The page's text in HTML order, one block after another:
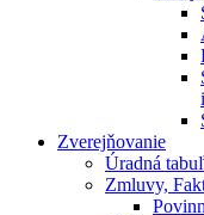
Zverejňovanie
Úradná
Zmluvy,